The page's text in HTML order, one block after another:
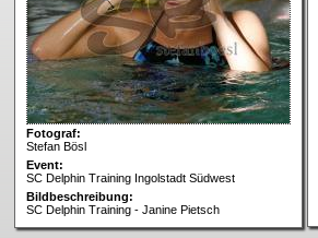
Fotograf:
Stefan Bösl
Event:
SC Delphin Training Ingolstadt Südwest
Bildbeschreibung:
SC Delphin Training - Janine Pietsch